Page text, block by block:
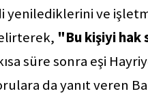
yenilediklerini ve
"Bu kişiyi hak
süre sonra eşi
da yanıt veren